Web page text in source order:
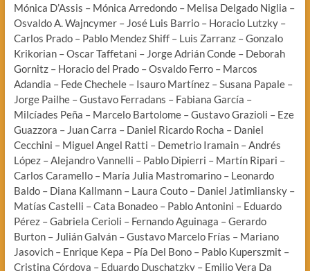
Mónica D’Assis – Mónica Arredondo – Melisa Delgado Niglia –
Osvaldo A. Wajncymer – José Luis Barrio – Horacio Lutzky –
Carlos Prado – Pablo Mendez Shiff – Luis Zarranz – Gonzalo
Krikorian – Oscar Taffetani – Jorge Adrián Conde – Deborah
Gornitz – Horacio del Prado – Osvaldo Ferro – Marcos
Adandia – Fede Chechele – Isauro Martínez – Susana Papale –
Jorge Pailhe – Gustavo Ferradans – Fabiana García –
Milcíades Peña – Marcelo Bartolome – Gustavo Grazioli – Eze
Guazzora – Juan Carra – Daniel Ricardo Rocha – Daniel
Cecchini – Miguel Angel Ratti – Demetrio Iramain – Andrés
López – Alejandro Vannelli – Pablo Dipierri – Martín Ripari –
Carlos Caramello – María Julia Mastromarino – Leonardo
Baldo – Diana Kallmann – Laura Couto – Daniel Jatimliansky –
Matías Castelli – Cata Bonadeo – Pablo Antonini – Eduardo
Pérez – Gabriela Cerioli – Fernando Aguinaga – Gerardo
Burton – Julián Galván – Gustavo Marcelo Frías – Mariano
Jasovich – Enrique Kepa – Pía Del Bono – Pablo Kuperszmit –
Cristina Córdova – Eduardo Duschatzky – Emilio Vera Da